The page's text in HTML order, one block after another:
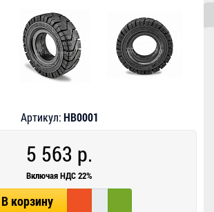
Артикул:HB0001
5 563 р.
Включая НДС 22%
В корзину